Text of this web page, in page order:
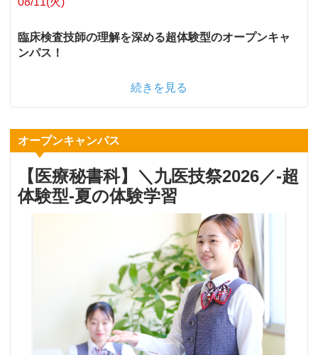
臨床検査技師の理解を深める超体験型のオープンキャ
ンパス！
続きを見る
オープンキャンパス
【医療秘書科】＼九医技祭2026／‐超
体験型‐夏の体験学習